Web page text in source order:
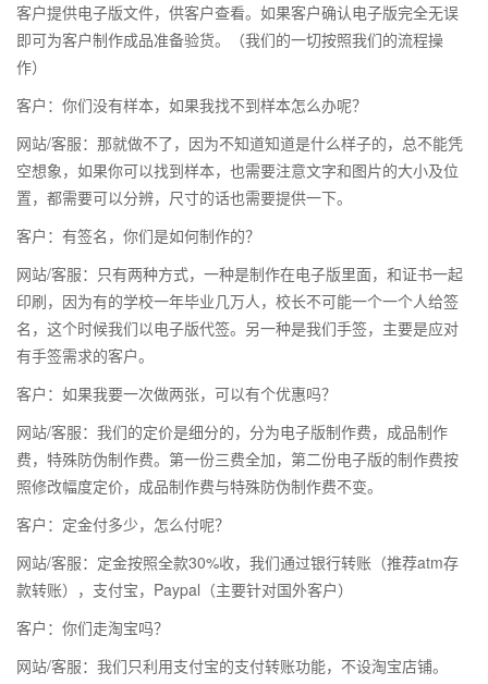
客户提供电子版文件，供客户查看。如果客户确认电子版完全无误
即可为客户制作成品准备验货。（我们的一切按照我们的流程操
作）
客户：你们没有样本，如果我找不到样本怎么办呢？
网站/客服：那就做不了，因为不知道知道是什么样子的，总不能凭
空想象，如果你可以找到样本，也需要注意文字和图片的大小及位
置，都需要可以分辨，尺寸的话也需要提供一下。
客户：有签名，你们是如何制作的？
网站/客服：只有两种方式，一种是制作在电子版里面，和证书一起
印刷，因为有的学校一年毕业几万人，校长不可能一个一个人给签
名，这个时候我们以电子版代签。另一种是我们手签，主要是应对
有手签需求的客户。
客户：如果我要一次做两张，可以有个优惠吗？
网站/客服：我们的定价是细分的，分为电子版制作费，成品制作
费，特殊防伪制作费。第一份三费全加，第二份电子版的制作费按
照修改幅度定价，成品制作费与特殊防伪制作费不变。
客户：定金付多少，怎么付呢？
网站/客服：定金按照全款30%收，我们通过银行转账（推荐atm存
款转账），支付宝，Paypal（主要针对国外客户）
客户：你们走淘宝吗？
网站/客服：我们只利用支付宝的支付转账功能，不设淘宝店铺。